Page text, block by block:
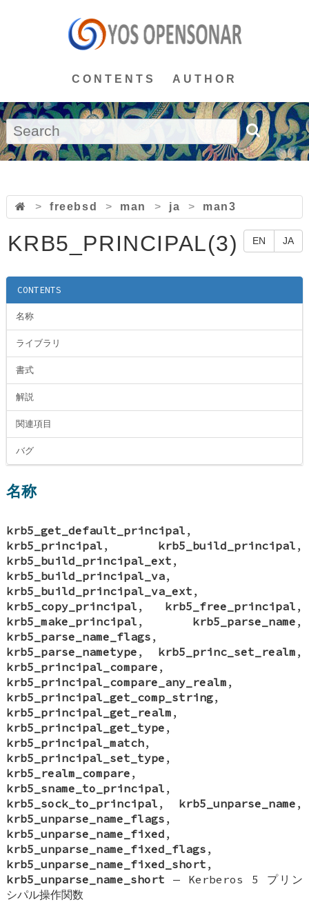
CONTENTS AUTHOR
> freebsd > man > ja > man3
EN JA
KRB5_PRINCIPAL(3)
CONTENTS
名称
ライブラリ
書式
解説
関連項目
バグ
名称
krb5_get_default_principal ,
krb5_principal , krb5_build_principal ,
krb5_build_principal_ext ,
krb5_build_principal_va,
krb5_build_principal_va_ext ,
krb5_copy_principal , krb5_free_principal ,
krb5_make_principal , krb5_parse_name ,
krb5_parse_name_flags ,
krb5_parse_nametype , krb5_princ_set_realm ,
krb5_principal_compare ,
krb5_principal_compare_any_realm ,
krb5_principal_get_comp_string,
krb5_principal_get_realm ,
krb5_principal_get_type ,
krb5_principal_match,
krb5_principal_set_type ,
krb5_realm_compare ,
krb5_sname_to_principal ,
krb5_sock_to_principal , krb5_unparse_name ,
krb5_unparse_name_flags ,
krb5_unparse_name_fixed ,
krb5_unparse_name_fixed_flags ,
krb5_unparse_name_fixed_short ,
krb5_unparse_name_short — Kerberos 5 プリン
シパル操作関数